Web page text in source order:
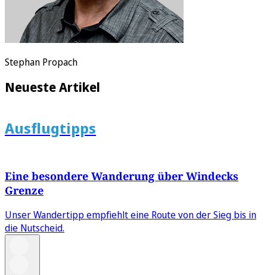
Stephan Propach
Neueste Artikel
Ausflugtipps
Eine besondere Wanderung über Windecks
Grenze
Unser Wandertipp empfiehlt eine Route von der Sieg bis in
die Nutscheid.